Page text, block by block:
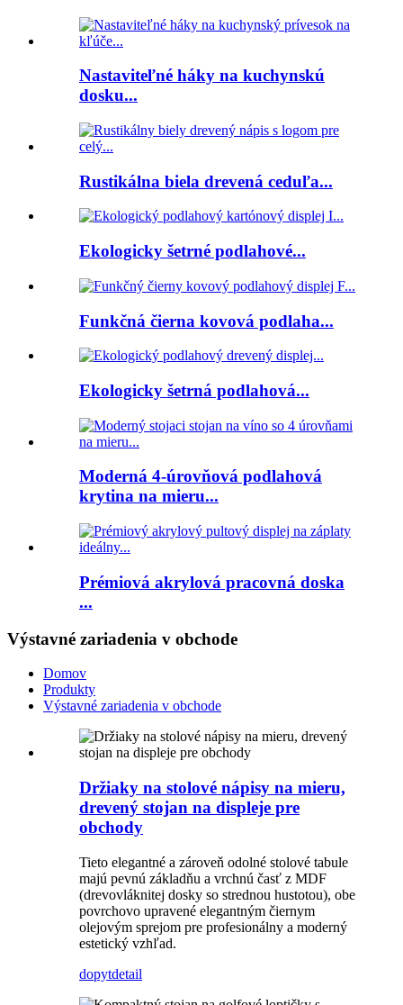
Nastaviteľné háky na kuchynskú
dosku...
Rustikálna biela drevená ceduľa...
Ekologicky šetrné podlahové...
Funkčná čierna kovová podlaha...
Ekologicky šetrná podlahová...
Moderná 4-úrovňová podlahová
krytina na mieru...
Prémiová akrylová pracovná doska
...
Výstavné zariadenia v obchode
Domov
Produkty
Výstavné zariadenia v obchode
Držiaky na stolové nápisy na mieru,
drevený stojan na displeje pre
obchody
Tieto elegantné a zároveň odolné stolové tabule
majú pevnú základňu a vrchnú časť z MDF
(drevovláknitej dosky so strednou hustotou), obe
povrchovo upravené elegantným čiernym
olejovým sprejom pre profesionálny a moderný
estetický vzhľad.
dopytdetail